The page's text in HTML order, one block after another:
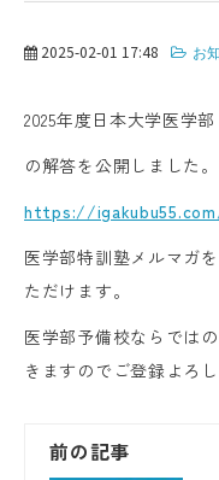
2025-02-01 17:48 お
2025年度日本大学医学
の解答を公開しました。
https://
医学部特訓塾メルマガ
ただけます。
医学部予備校ならでは
きますのでご登録よろ
前の記事